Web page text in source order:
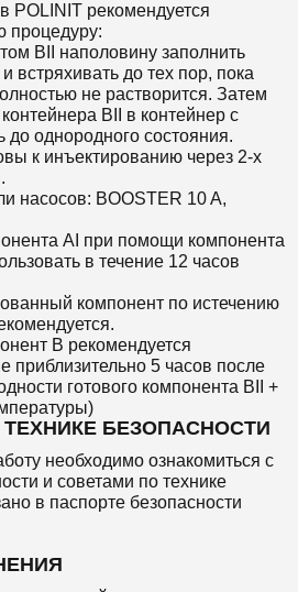
POLINIT рекомендуется
процедуру:
BII наполовину заполнить
встряхивать до тех пор, пока
не растворится. Затем
BII в контейнер с
однородного состояния.
к инъектированию через 2-х
насосов: BOOSTER 10 A,
АI при помощи компонента
в течение 12 часов
компонент по истечению
В рекомендуется
приблизительно 5 часов после
готового компонента BII +
БЕЗОПАСНОСТИ
необходимо ознакомиться с
и советами по технике
в паспорте безопасности